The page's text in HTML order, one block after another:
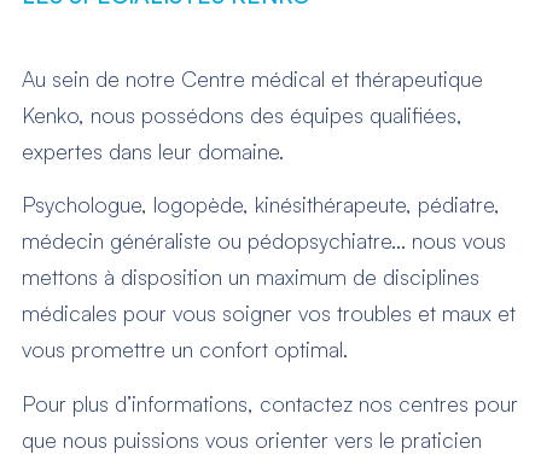
Au sein de notre Centre médical et thérapeutique
Kenko, nous possédons des équipes qualifiées,
expertes dans leur domaine.
Psychologue, logopède, kinésithérapeute, pédiatre,
médecin généraliste ou pédopsychiatre… nous vous
mettons à disposition un maximum de disciplines
médicales pour vous soigner vos troubles et maux et
vous promettre un confort optimal.
Pour plus d’informations, contactez nos centres pour
que nous puissions vous orienter vers le praticien